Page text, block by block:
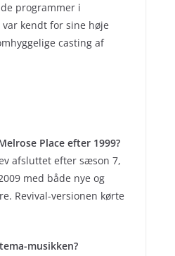
programmer i
var kendt for sine høje
casting af
Place efter 1999?
afsluttet efter sæson 7,
med både nye og
Revival-versionen kørte
musikken?